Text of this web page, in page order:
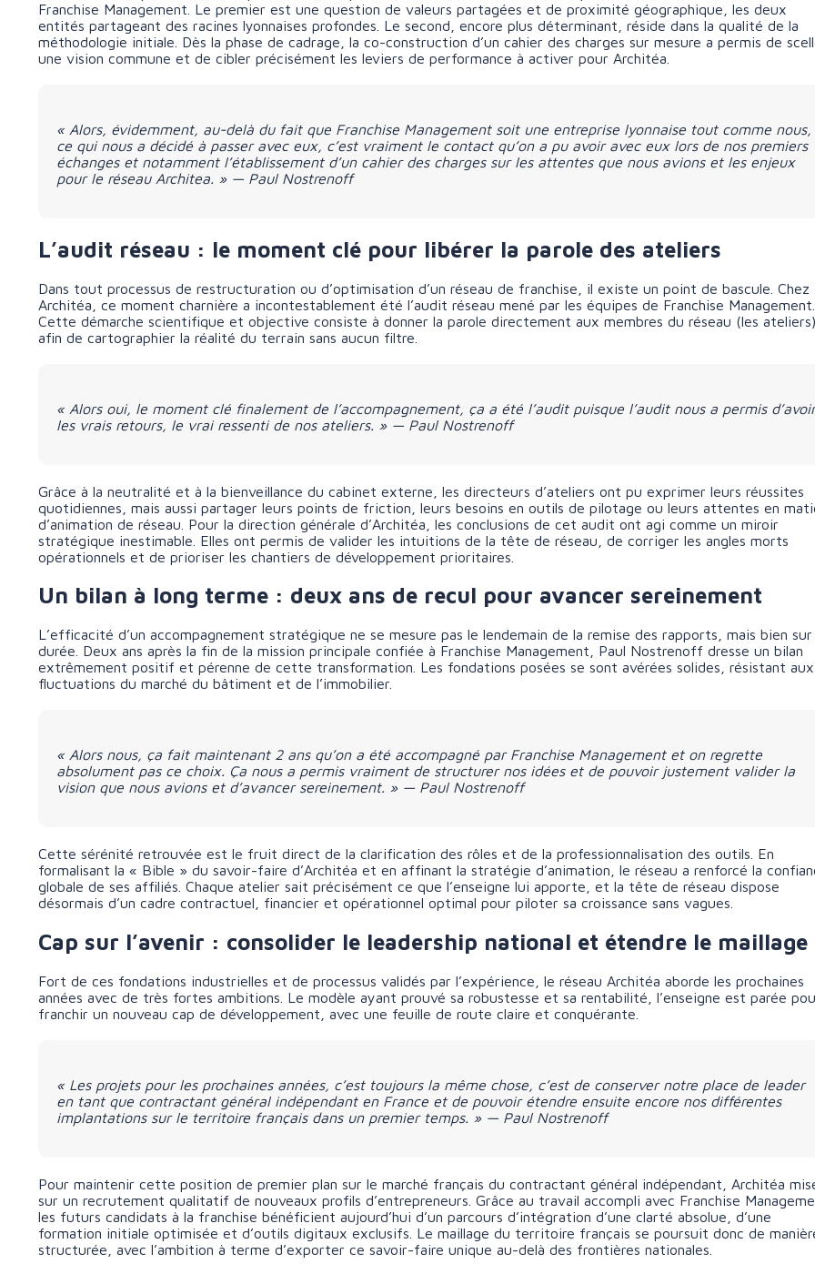
Franchise Management. Le premier est une question de valeurs partagées et de proximité géographique, les deux
entités partageant des racines lyonnaises profondes. Le second, encore plus déterminant, réside dans la qualité de la
méthodologie initiale. Dès la phase de cadrage, la co-construction d’un cahier des charges sur mesure a permis de
une vision commune et de cibler précisément les leviers de performance à activer pour Architéa.
« Alors, évidemment, au-delà du fait que Franchise Management soit une entreprise lyonnaise tout comme nous,
ce qui nous a décidé à passer avec eux, c’est vraiment le contact qu’on a pu avoir avec eux lors de nos premiers
échanges et notamment l’établissement d’un cahier des charges sur les attentes que nous avions et les enjeux
pour le réseau Architea. » — Paul Nostrenoff
L’audit réseau : le moment clé pour libérer la parole des ateliers
Dans tout processus de restructuration ou d’optimisation d’un réseau de franchise, il existe un point de bascule. Chez
Architéa, ce moment charnière a incontestablement été l’audit réseau mené par les équipes de Franchise Management.
Cette démarche scientifique et objective consiste à donner la parole directement aux membres du réseau (les ateliers)
afin de cartographier la réalité du terrain sans aucun filtre.
« Alors oui, le moment clé finalement de l’accompagnement, ça a été l’audit puisque l’audit nous a permis d’avoir
les vrais retours, le vrai ressenti de nos ateliers. » — Paul Nostrenoff
Grâce à la neutralité et à la bienveillance du cabinet externe, les directeurs d’ateliers ont pu exprimer leurs réussites
quotidiennes, mais aussi partager leurs points de friction, leurs besoins en outils de pilotage ou leurs attentes en
d’animation de réseau. Pour la direction générale d’Architéa, les conclusions de cet audit ont agi comme un miroir
stratégique inestimable. Elles ont permis de valider les intuitions de la tête de réseau, de corriger les angles morts
opérationnels et de prioriser les chantiers de développement prioritaires.
Un bilan à long terme : deux ans de recul pour avancer sereinement
L’efficacité d’un accompagnement stratégique ne se mesure pas le lendemain de la remise des rapports, mais bien sur
durée. Deux ans après la fin de la mission principale confiée à Franchise Management, Paul Nostrenoff dresse un bilan
extrêmement positif et pérenne de cette transformation. Les fondations posées se sont avérées solides, résistant aux
fluctuations du marché du bâtiment et de l’immobilier.
« Alors nous, ça fait maintenant 2 ans qu’on a été accompagné par Franchise Management et on regrette
absolument pas ce choix. Ça nous a permis vraiment de structurer nos idées et de pouvoir justement valider la
vision que nous avions et d’avancer sereinement. » — Paul Nostrenoff
Cette sérénité retrouvée est le fruit direct de la clarification des rôles et de la professionnalisation des outils. En
formalisant la « Bible » du savoir-faire d’Architéa et en affinant la stratégie d’animation, le réseau a renforcé la
globale de ses affiliés. Chaque atelier sait précisément ce que l’enseigne lui apporte, et la tête de réseau dispose
désormais d’un cadre contractuel, financier et opérationnel optimal pour piloter sa croissance sans vagues.
Cap sur l’avenir : consolider le leadership national et étendre le maillage
Fort de ces fondations industrielles et de processus validés par l’expérience, le réseau Architéa aborde les prochaines
années avec de très fortes ambitions. Le modèle ayant prouvé sa robustesse et sa rentabilité, l’enseigne est parée
franchir un nouveau cap de développement, avec une feuille de route claire et conquérante.
« Les projets pour les prochaines années, c’est toujours la même chose, c’est de conserver notre place de leader
en tant que contractant général indépendant en France et de pouvoir étendre ensuite encore nos différentes
implantations sur le territoire français dans un premier temps. » — Paul Nostrenoff
Pour maintenir cette position de premier plan sur le marché français du contractant général indépendant, Architéa
sur un recrutement qualitatif de nouveaux profils d’entrepreneurs. Grâce au travail accompli avec Franchise
les futurs candidats à la franchise bénéficient aujourd’hui d’un parcours d’intégration d’une clarté absolue, d’une
formation initiale optimisée et d’outils digitaux exclusifs. Le maillage du territoire français se poursuit donc de
structurée, avec l’ambition à terme d’exporter ce savoir-faire unique au-delà des frontières nationales.